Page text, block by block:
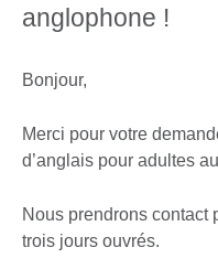
anglophone !
Bonjour,
Merci pour votre
d’anglais pour adultes
Nous prendrons contact
trois jours ouvrés.